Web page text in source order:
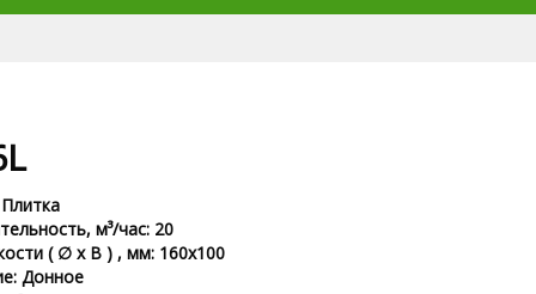
м³/час: 20
( ∅ х В ) , мм: 160х100
Донное